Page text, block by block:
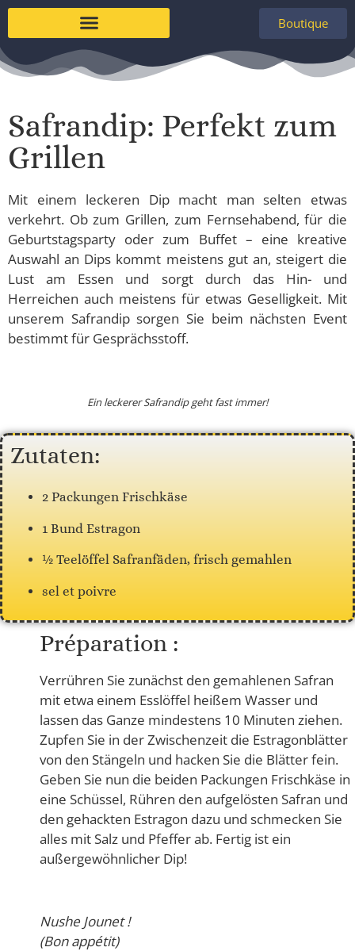
Boutique
Safrandip: Perfekt zum
Grillen
Mit einem leckeren Dip macht man selten etwas
verkehrt. Ob zum Grillen, zum Fernsehabend, für die
Geburtstagsparty oder zum Buffet – eine kreative
Auswahl an Dips kommt meistens gut an, steigert die
Lust am Essen und sorgt durch das Hin- und
Herreichen auch meistens für etwas Geselligkeit. Mit
unserem Safrandip sorgen Sie beim nächsten Event
bestimmt für Gesprächsstoff.
Ein leckerer Safrandip geht fast immer!
Zutaten:
2 Packungen Frischkäse
1 Bund Estragon
½ Teelöffel Safranfäden, frisch gemahlen
sel et poivre
Préparation :
Verrühren Sie zunächst den gemahlenen Safran
mit etwa einem Esslöffel heißem Wasser und
lassen das Ganze mindestens 10 Minuten ziehen.
Zupfen Sie in der Zwischenzeit die Estragonblätter
von den Stängeln und hacken Sie die Blätter fein.
Geben Sie nun die beiden Packungen Frischkäse in
eine Schüssel, Rühren den aufgelösten Safran und
den gehackten Estragon dazu und schmecken Sie
alles mit Salz und Pfeffer ab. Fertig ist ein
außergewöhnlicher Dip!
Nushe Jounet !
(Bon appétit)